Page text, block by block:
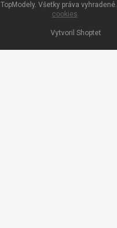
Vytvoril Shoptet
TopModely. Všetky práva vyhradené.
cookies